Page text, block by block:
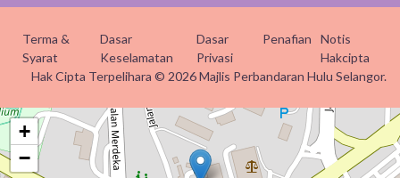
Terma &
Syarat
Dasar
Keselamatan
Dasar
Privasi
Penafian
Notis
Hakcipta
Hak Cipta Terpelihara © 2026 Majlis Perbandaran Hulu Selangor.
+
−